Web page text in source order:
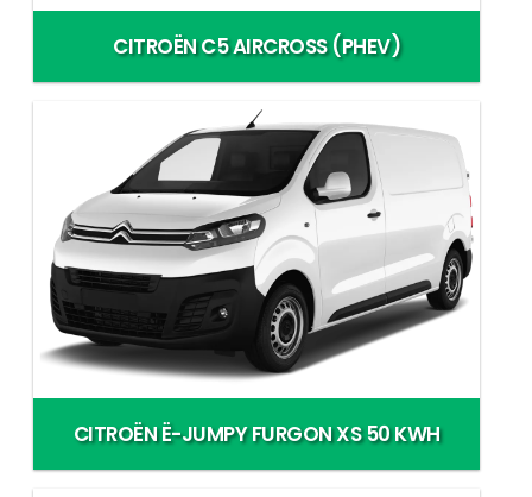
CITROËN C5 AIRCROSS (PHEV)
CITROËN Ë-JUMPY FURGON XS 50 KWH